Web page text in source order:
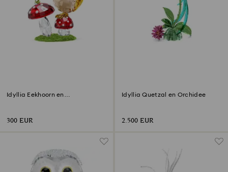
Idyllia Eekhoorn en
300 EUR
Idyllia Quetzal en Orchidee
2.500 EUR